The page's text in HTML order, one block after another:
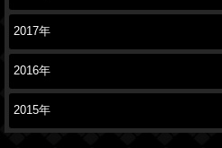
2017年
2016年
2015年